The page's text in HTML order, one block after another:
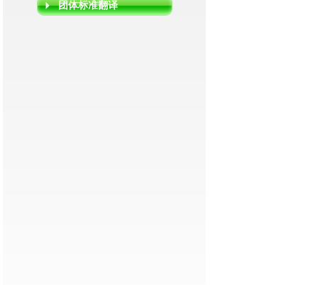
团体标准翻译